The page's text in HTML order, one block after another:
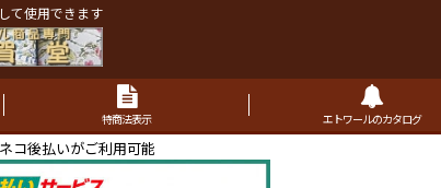
て使用できます
特商法表示 エトワールのカタログ
コ後払いがご利用可能